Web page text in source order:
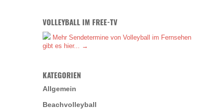
VOLLEYBALL IM FREE-TV
Mehr Sendetermine von Volleyball im Fernsehen
gibt es hier... →
KATEGORIEN
Allgemein
Beachvolleyball